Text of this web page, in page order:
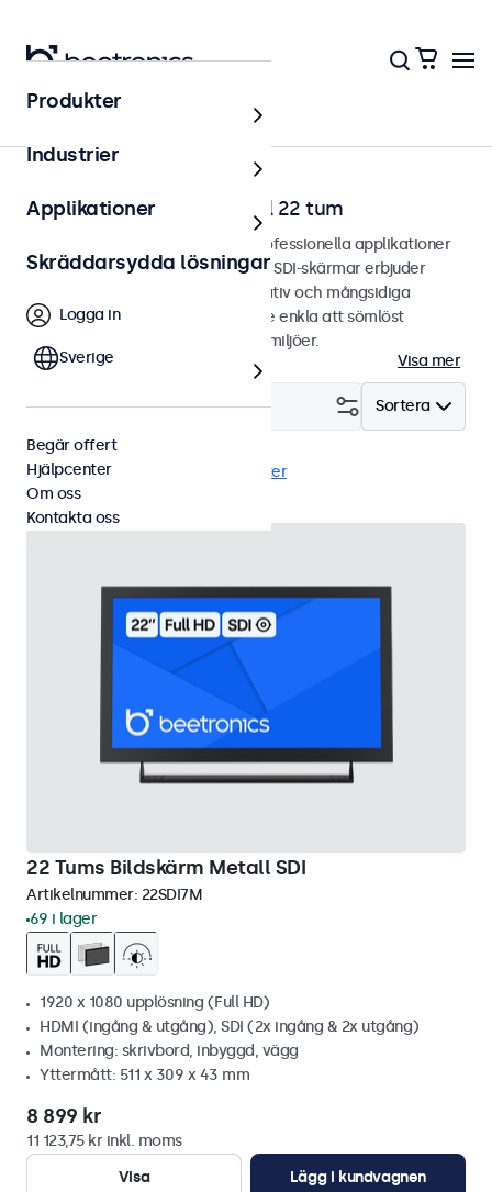
Hem
SDI-bildskärmar från 12 till 22 tum
SDI-bildskärmar designade för professionella applikationer
och kontinuerlig användning. Våra SDI-skärmar erbjuder
omfattande konfigurationsalternativ och mångsidiga
monteringsalternativ, vilket gör de enkla att sömlöst
integrera i alla applikationer och miljöer.
Visa mer
Sortera
Filtrera (1)
BNC (SDI) Rensa filter
22 Tums Bildskärm Metall SDI
Artikelnummer: 22SDI7M
69 i lager
1920 x 1080 upplösning (Full HD)
HDMI (ingång & utgång), SDI (2x ingång & 2x utgång)
Montering: skrivbord, inbyggd, vägg
Yttermått: 511 x 309 x 43 mm
8 899 kr
11 123,75 kr inkl. moms
Visa
Lägg i kundvagnen
Produkter
Industrier
Applikationer
Skräddarsydda lösningar
Logga in
Sverige
Begär offert
Hjälpcenter
Om oss
Kontakta oss